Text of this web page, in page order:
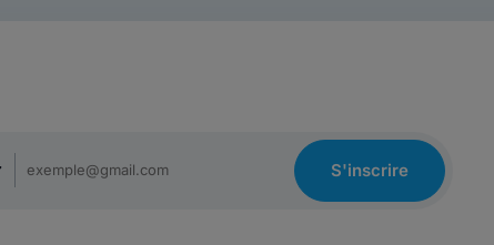
S'inscrire